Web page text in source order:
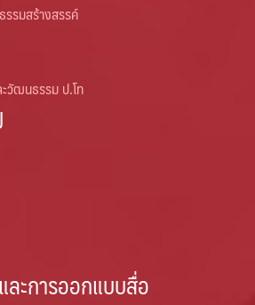
รรมสร้างสรรค์
ะวัฒนธรรม ป.โท
ะการออกแบบสื่อ